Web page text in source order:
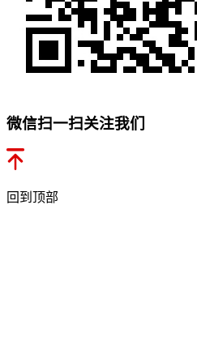
微信扫一扫关注我们
回到顶部